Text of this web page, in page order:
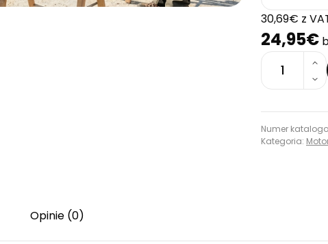
30,69€ z
24,95€
1
Numer
Kategoria:
Opinie (0)